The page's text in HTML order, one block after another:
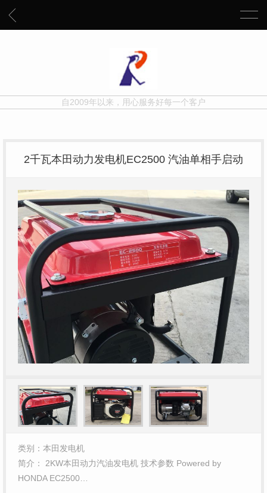
自2009年以来，用心服务好每一个客户
2千瓦本田动力发电机EC2500 汽油单相手启动
类别：本田发电机
简介： 2KW本田动力汽油发电机 技术参数 Powered by
HONDA EC2500…